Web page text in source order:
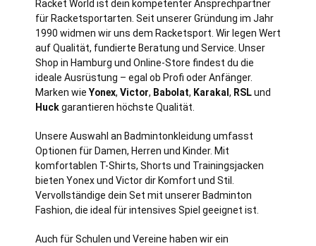
Racket World ist dein kompetenter Ansprechpartner
für Racketsportarten. Seit unserer Gründung im Jahr
1990 widmen wir uns dem Racketsport. Wir legen Wert
auf Qualität, fundierte Beratung und Service. Unser
Shop in Hamburg und Online-Store findest du die
ideale Ausrüstung – egal ob Profi oder Anfänger.
Marken wie Yonex, Victor, Babolat, Karakal , RSLund
Huckgarantieren höchste Qualität.
Unsere Auswahl an Badmintonkleidung umfasst
Optionen für Damen, Herren und Kinder. Mit
komfortablen T-Shirts, Shorts und Trainingsjacken
bieten Yonex und Victor dir Komfort und Stil.
Vervollständige dein Set mit unserer Badminton
Fashion, die ideal für intensives Spiel geeignet ist.
Auch für Schulen und Vereine haben wir ein